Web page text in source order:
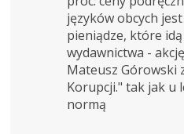
języków obcych
pieniądze, które
wydawnictwa -
Mateusz Górowski
Korupcji." tak jak u
normą